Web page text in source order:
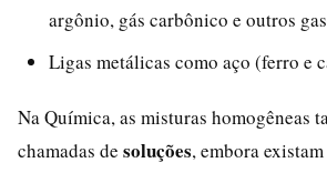
argônio, gás carbônico e outros
Ligas metálicas como aço (ferro e
Na Química, as misturas homogêneas
chamadas de soluções, embora